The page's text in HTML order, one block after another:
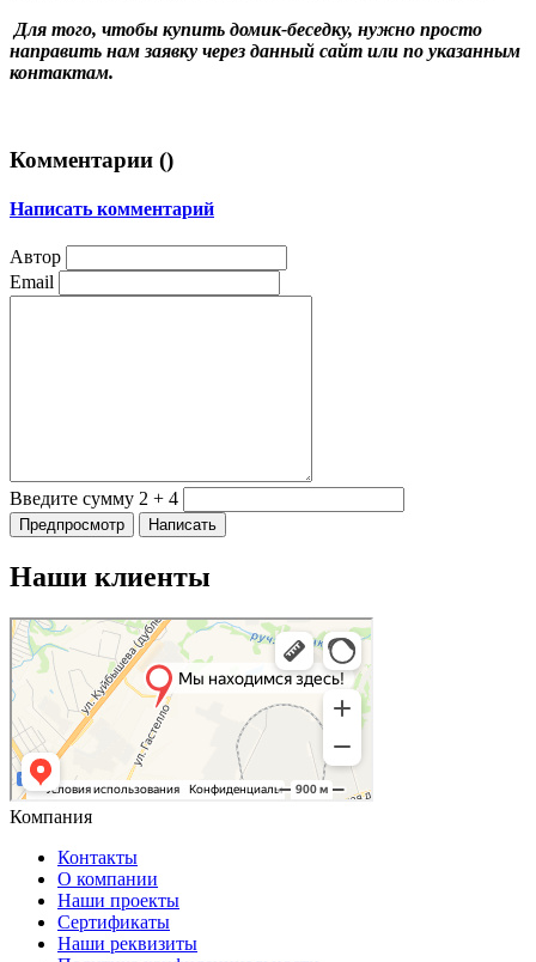
Для того, чтобы купить домик-беседку, нужно просто
направить нам заявку через данный сайт или по указанным
контактам.
Комментарии ()
Написать комментарий
Автор
Email
Введите сумму 2 + 4
Наши клиенты
Компания
Контакты
О компании
Наши проекты
Сертификаты
Наши реквизиты